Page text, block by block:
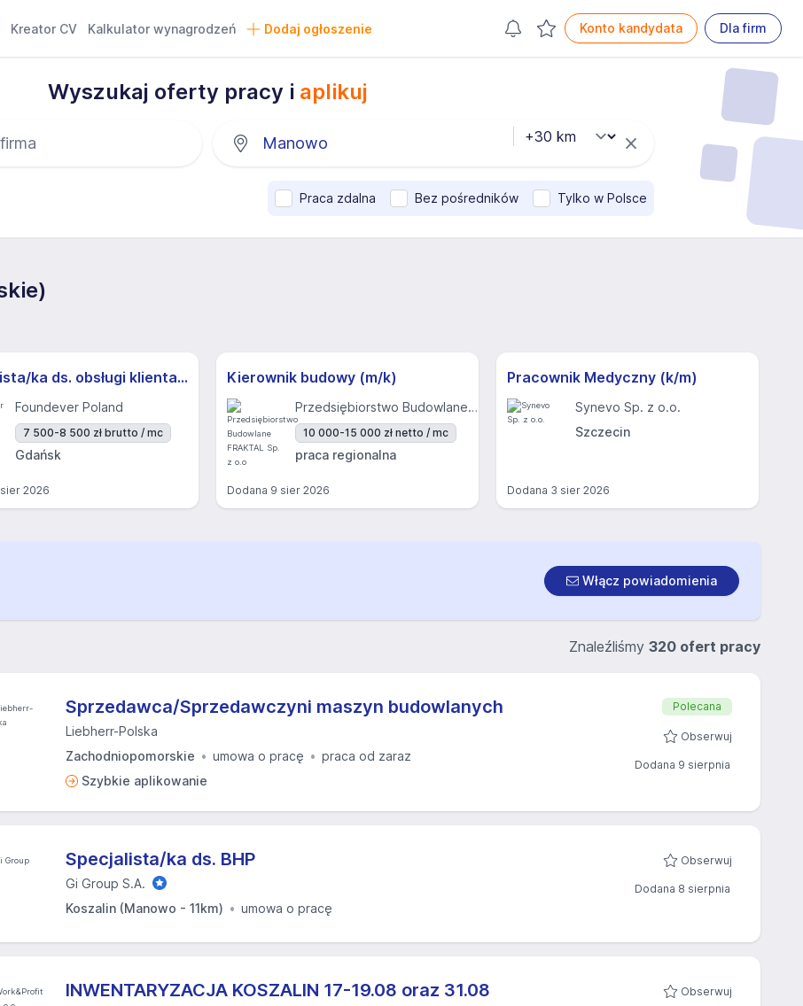
Kreator CV Kalkulator wynagrodzeń Dodaj ogłoszenie Konto kandydata Dla firm
Wyszukaj oferty pracy i aplikuj
Praca zdalna Bez pośredników Tylko w Polsce
Specjalista/ka ds. obsługi klienta z j.niemieckim
Foundever Poland
7 500-8 500 zł brutto / mc
Gdańsk
2026
Kierownik budowy (m/k)
Przedsiębiorstwo Budowlane FRAKTAL Sp. z o.o
10 000-15 000 zł netto / mc
praca regionalna
Dodana 9 sier 2026
Pracownik Medyczny (k/m)
Synevo Sp. z o.o.
Szczecin
Dodana 3 sier 2026
Włącz powiadomienia
Znaleźliśmy 320 ofert pracy
Sprzedawca/Sprzedawczyni maszyn budowlanych
Liebherr-Polska
Zachodniopomorskie
umowa o pracę
praca od zaraz
Szybkie aplikowanie
Polecana
Obserwuj
Dodana 9 sierpnia
Specjalista/ka ds. BHP
Gi Group S.A.
Koszalin (Manowo - 11km)
umowa o pracę
Obserwuj
Dodana 8 sierpnia
INWENTARYZACJA KOSZALIN 17-19.08 oraz 31.08​ Obserwuj